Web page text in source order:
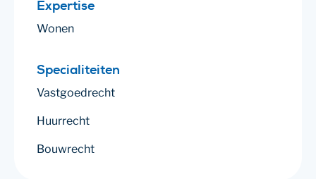
Expertise
Wonen
Specialiteiten
Vastgoedrecht
Huurrecht
Bouwrecht